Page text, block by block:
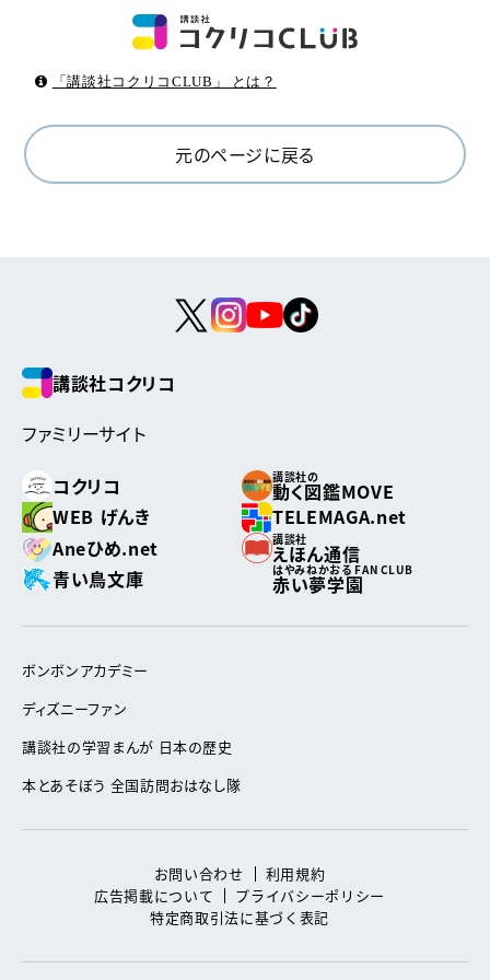
「講談社コクリコCLUB」 とは？
元のページに戻る
講談社コクリコ
ファミリーサイト
コクリコ
講談社の
動く図鑑MOVE
WEB げんき
TELEMAGA.net
Aneひめ.net
講談社
えほん通信
青い鳥文庫
はやみねかおる FAN CLUB
赤い夢学園
ボンボンアカデミー
ディズニーファン
講談社の学習まんが 日本の歴史
本とあそぼう 全国訪問おはなし隊
お問い合わせ
利用規約
広告掲載について
プライバシーポリシー
特定商取引法に基づく表記